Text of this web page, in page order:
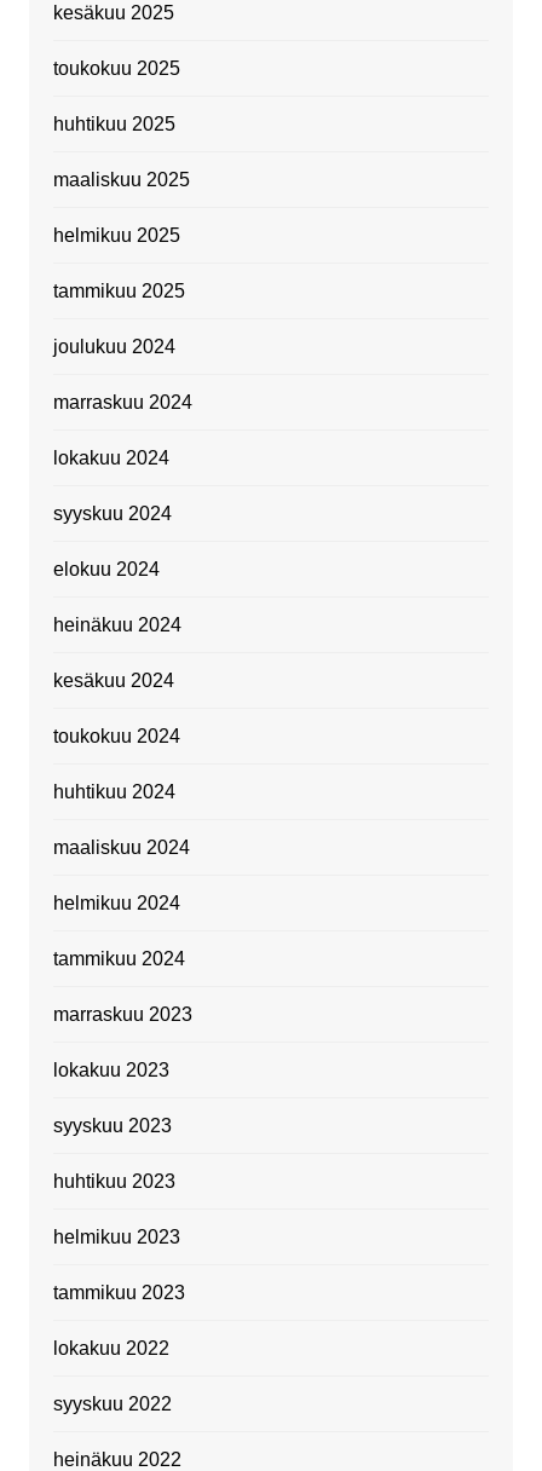
kesäkuu 2025
toukokuu 2025
huhtikuu 2025
maaliskuu 2025
helmikuu 2025
tammikuu 2025
joulukuu 2024
marraskuu 2024
lokakuu 2024
syyskuu 2024
elokuu 2024
heinäkuu 2024
kesäkuu 2024
toukokuu 2024
huhtikuu 2024
maaliskuu 2024
helmikuu 2024
tammikuu 2024
marraskuu 2023
lokakuu 2023
syyskuu 2023
huhtikuu 2023
helmikuu 2023
tammikuu 2023
lokakuu 2022
syyskuu 2022
heinäkuu 2022